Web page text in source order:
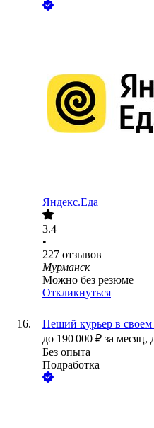
Яндекс.Еда
3.4
•
227 отзывов
Мурманск
Можно без резюме
Откликнуться
Пеший курьер в своем
до 190 000 ₽ за месяц,
Без опыта
Подработка